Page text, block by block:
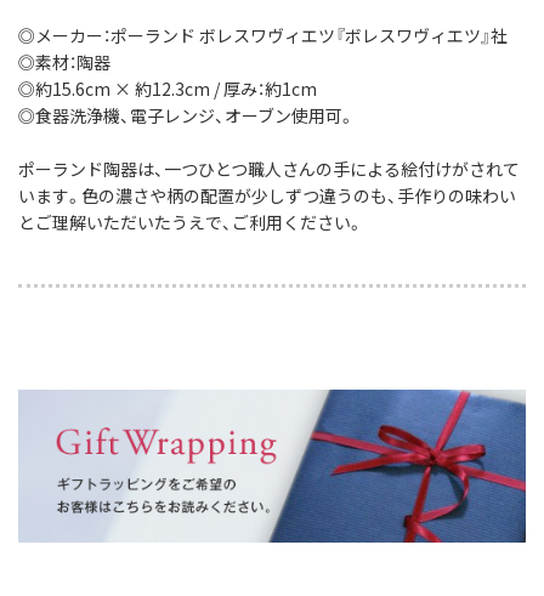
◎メーカー：ポーランド ボレスワヴィエツ『ボレスワヴィエツ』社
◎素材：陶器
◎約15.6cm × 約12.3cm / 厚み：約1cm
◎食器洗浄機、電子レンジ、オーブン使用可。
ポーランド陶器は、一つひとつ職人さんの手による絵付けがされて
います。色の濃さや柄の配置が少しずつ違うのも、手作りの味わい
とご理解いただいたうえで、ご利用ください。